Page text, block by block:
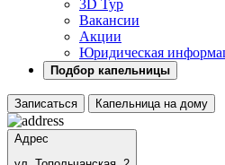
3D Тур
Вакансии
Акции
Юридическая
Подбор капельницы
Записаться Капельница на дому
Адрес